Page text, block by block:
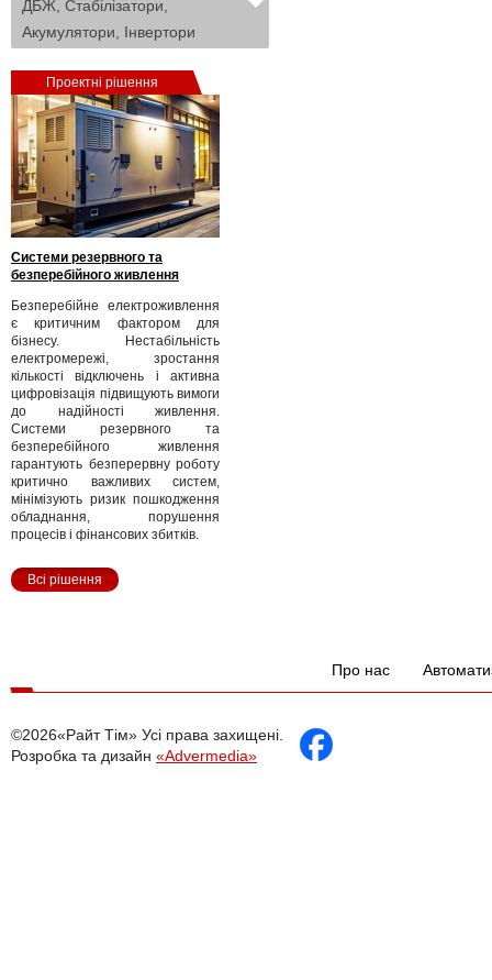
ДБЖ, Стабілізатори,
Акумулятори, Інвертори
Проектні рішення
Системи резервного та
безперебійного живлення
Безперебійне електроживлення
є критичним фактором для
бізнесу. Нестабільність
електромережі, зростання
кількості відключень і активна
цифровізація підвищують вимоги
до надійності живлення.
Системи резервного та
безперебійного живлення
гарантують безперервну роботу
критично важливих систем,
мінімізують ризик пошкодження
обладнання, порушення
процесів і фінансових збитків.
Всі рішення
Про нас
©2026«Райт Тім» Усі права захищені.
Розробка та дизайн «Advermedia»